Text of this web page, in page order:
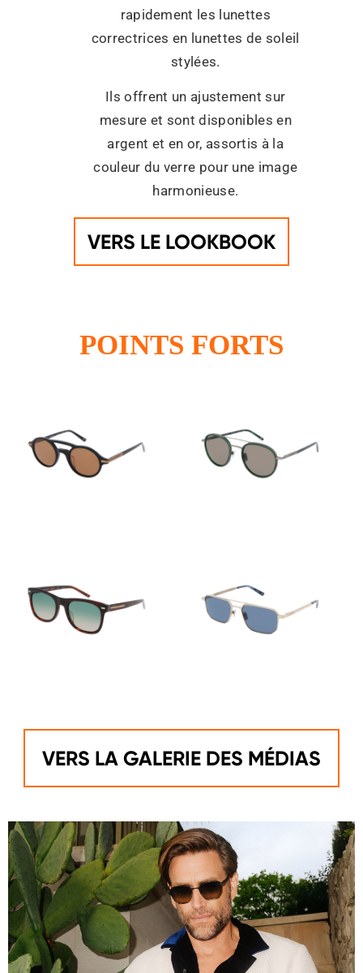
rapidement les lunettes
correctrices en lunettes de soleil
stylées.
Ils offrent un ajustement sur
mesure et sont disponibles en
argent et en or, assortis à la
couleur du verre pour une image
harmonieuse.
VERS LE LOOKBOOK
POINTS FORTS
VERS LA GALERIE DES MÉDIAS